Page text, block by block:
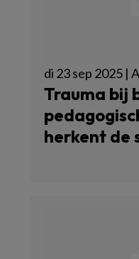
di 23 sep 2025 |
Trauma bij
herkent de